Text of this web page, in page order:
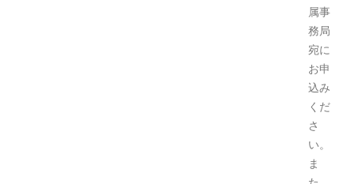
属事
務局
宛に
お申
込み
くだ
さ
い。
ま